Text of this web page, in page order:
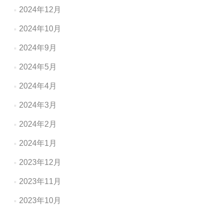
2024年12月
2024年10月
2024年9月
2024年5月
2024年4月
2024年3月
2024年2月
2024年1月
2023年12月
2023年11月
2023年10月